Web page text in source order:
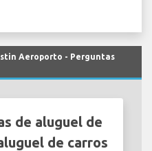
Aeroporto - Perguntas
de aluguel de
de carros